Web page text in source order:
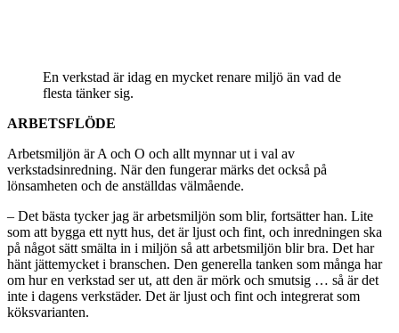
En verkstad är idag en mycket renare miljö än vad de
flesta tänker sig.
ARBETSFLÖDE
Arbetsmiljön är A och O och allt mynnar ut i val av
verkstadsinredning. När den fungerar märks det också på
lönsamheten och de anställdas välmående.
– Det bästa tycker jag är arbetsmiljön som blir, fortsätter han. Lite
som att bygga ett nytt hus, det är ljust och fint, och inredningen ska
på något sätt smälta in i miljön så att arbetsmiljön blir bra. Det har
hänt jättemycket i branschen. Den generella tanken som många har
om hur en verkstad ser ut, att den är mörk och smutsig … så är det
inte i dagens verkstäder. Det är ljust och fint och integrerat som
köksvarianten.